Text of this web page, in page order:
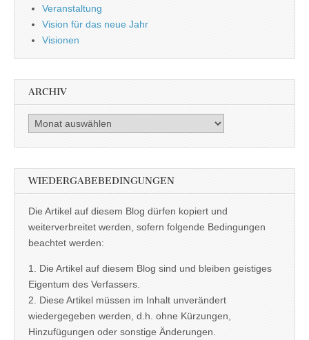
Veranstaltung
Vision für das neue Jahr
Visionen
ARCHIV
Archiv
WIEDERGABEBEDINGUNGEN
Die Artikel auf diesem Blog dürfen kopiert und
weiterverbreitet werden, sofern folgende Bedingungen
beachtet werden:
1. Die Artikel auf diesem Blog sind und bleiben geistiges
Eigentum des Verfassers.
2. Diese Artikel müssen im Inhalt unverändert
wiedergegeben werden, d.h. ohne Kürzungen,
Hinzufügungen oder sonstige Änderungen.